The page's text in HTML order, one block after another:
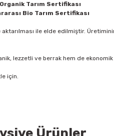
Tarım Sertifikası
Bio Tarım Sertifikası
ile elde edilmiştir.
lezzetli ve berrak hem de
için.